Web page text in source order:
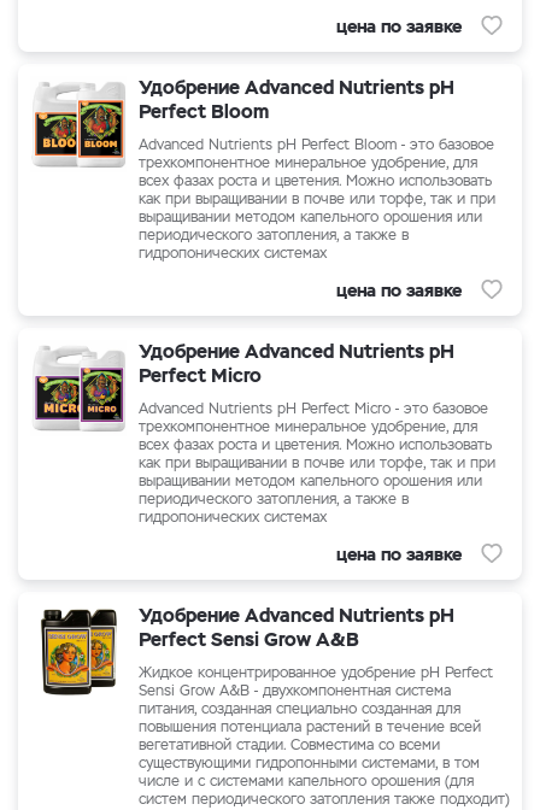
цена по заявке
Удобрение Advanced Nutrients pH
Perfect Bloom
Advanced Nutrients pH Perfect Bloom - это базовое
трехкомпонентное минеральное удобрение, для
всех фазах роста и цветения. Можно использовать
как при выращивании в почве или торфе, так и при
выращивании методом капельного орошения или
периодического затопления, а также в
гидропонических системах
цена по заявке
Удобрение Advanced Nutrients pH
Perfect Micro
Advanced Nutrients pH Perfect Micro - это базовое
трехкомпонентное минеральное удобрение, для
всех фазах роста и цветения. Можно использовать
как при выращивании в почве или торфе, так и при
выращивании методом капельного орошения или
периодического затопления, а также в
гидропонических системах
цена по заявке
Удобрение Advanced Nutrients pH
Perfect Sensi Grow A&B
Жидкое концентрированное удобрение pH Perfect
Sensi Grow A&B - двухкомпонентная система
питания, созданная специально созданная для
повышения потенциала растений в течение всей
вегетативной стадии. Совместима со всеми
существующими гидропонными системами, в том
числе и с системами капельного орошения (для
систем периодического затопления также подходит)